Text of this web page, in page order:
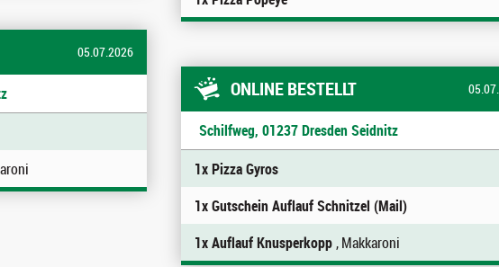
05.07.2026
ONLINE BESTELLT
Schilfweg, 01237 Dresden Seidnitz
1x Pizza Gyros
1x Gutschein Auflauf Schnitzel (Mail)
1x Auflauf Knusperkopp, Makkaroni